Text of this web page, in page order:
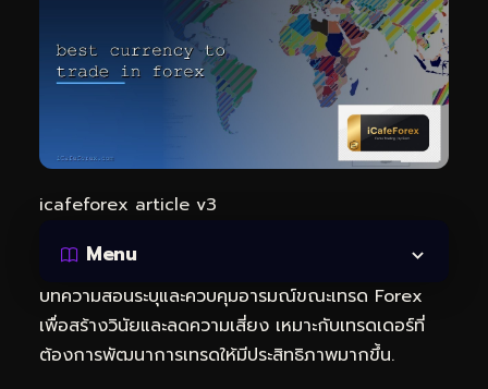
icafeforex article v3
Menu
บทความสอนระบุและควบคุมอารมณ์ขณะเทรด Forex
เพื่อสร้างวินัยและลดความเสี่ยง เหมาะกับเทรดเดอร์ที่
ต้องการพัฒนาการเทรดให้มีประสิทธิภาพมากขึ้น.